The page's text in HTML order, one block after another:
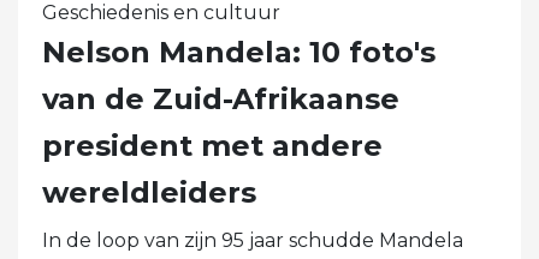
Geschiedenis en cultuur
Nelson Mandela: 10 foto's
van de Zuid-Afrikaanse
president met andere
wereldleiders
In de loop van zijn 95 jaar schudde Mandela